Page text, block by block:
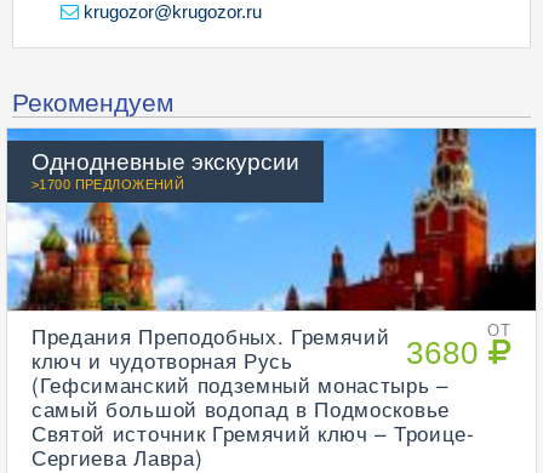
krugozor@krugozor.ru
Рекомендуем
Однодневные экскурсии
>1700 ПРЕДЛОЖЕНИЙ
ОТ
3680
Предания Преподобных. Гремячий
ключ и чудотворная Русь
(Гефсиманский подземный монастырь –
самый большой водопад в Подмосковье
Святой источник Гремячий ключ – Троице-
Сергиева Лавра)